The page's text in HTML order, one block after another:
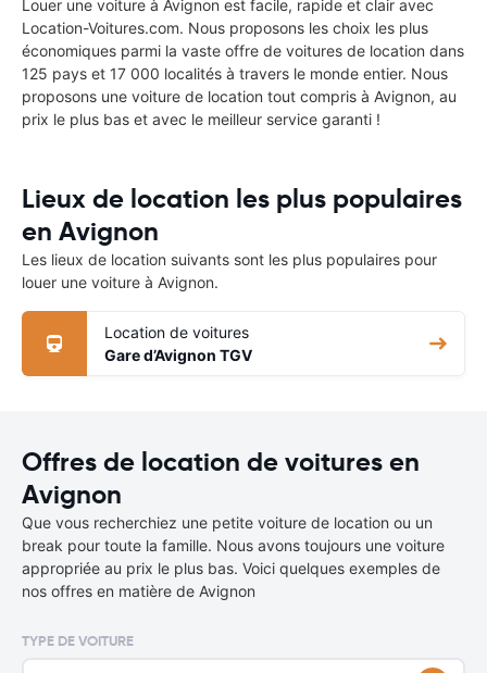
Louer une voiture à Avignon est facile, rapide et clair avec
Location-Voitures.com. Nous proposons les choix les plus
économiques parmi la vaste offre de voitures de location dans
125 pays et 17 000 localités à travers le monde entier. Nous
proposons une voiture de location tout compris à Avignon, au
prix le plus bas et avec le meilleur service garanti !
Lieux de location les plus populaires
en Avignon
Les lieux de location suivants sont les plus populaires pour
louer une voiture à Avignon.
Location de voitures
Gare d’Avignon TGV
Offres de location de voitures en
Avignon
Que vous recherchiez une petite voiture de location ou un
break pour toute la famille. Nous avons toujours une voiture
appropriée au prix le plus bas. Voici quelques exemples de
nos offres en matière de Avignon
TYPE DE VOITURE